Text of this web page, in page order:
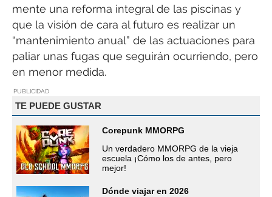
mente una reforma integral de las piscinas y
que la visión de cara al futuro es realizar un
“mantenimiento anual” de las actuaciones para
paliar unas fugas que seguirán ocurriendo, pero
en menor medida.
PUBLICIDAD
TE PUEDE GUSTAR
Corepunk MMORPG
Un verdadero MMORPG de la vieja
escuela ¡Cómo los de antes, pero
mejor!
Dónde viajar en 2026